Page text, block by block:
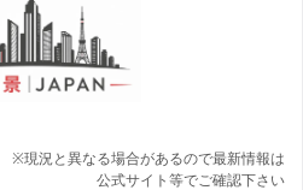
※現況と異なる場合があるので最新情報は
公式サイト等でご確認下さい